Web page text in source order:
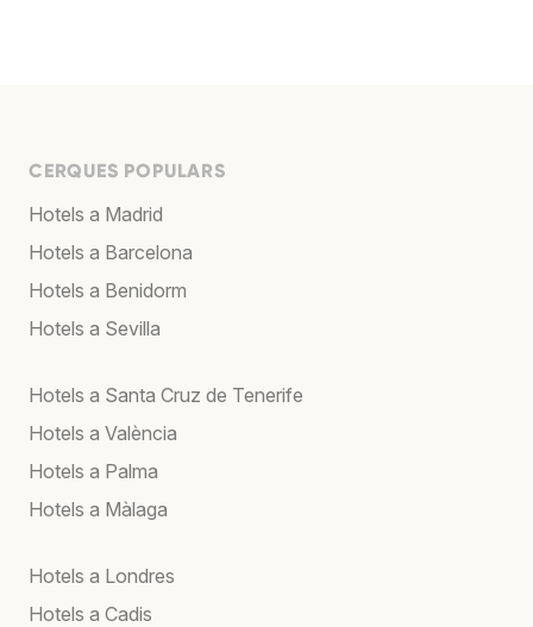
CERQUES POPULARS
Hotels a Madrid
Hotels a Barcelona
Hotels a Benidorm
Hotels a Sevilla
Hotels a Santa Cruz de Tenerife
Hotels a València
Hotels a Palma
Hotels a Màlaga
Hotels a Londres
Hotels a Cadis